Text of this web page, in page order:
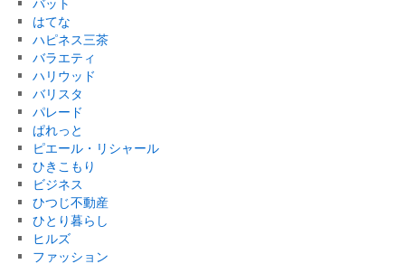
はてな
ハピネス三茶
バラエティ
ハリウッド
バリスタ
パレード
ぱれっと
ピエール・リシャール
ひきこもり
ビジネス
ひつじ不動産
ひとり暮らし
ヒルズ
ファッション